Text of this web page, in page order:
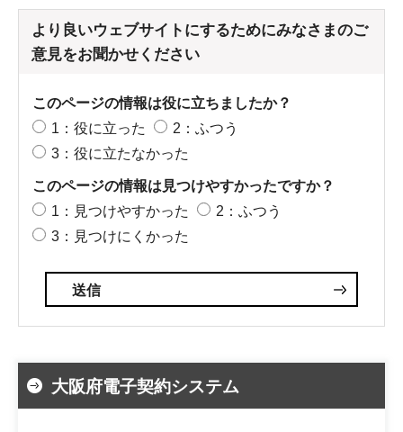
より良いウェブサイトにするためにみなさまのご
意見をお聞かせください
このページの情報は役に立ちましたか？
1：役に立った
2：ふつう
3：役に立たなかった
このページの情報は見つけやすかったですか？
1：見つけやすかった
2：ふつう
3：見つけにくかった
大阪府電子契約システム